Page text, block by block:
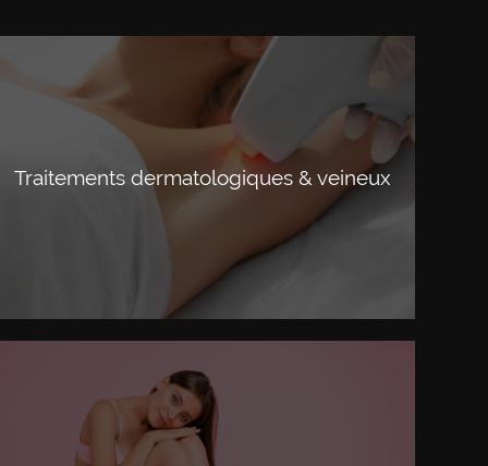
Traitements dermatologiques & veineux